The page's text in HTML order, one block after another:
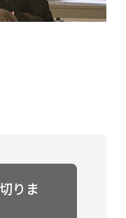
りま